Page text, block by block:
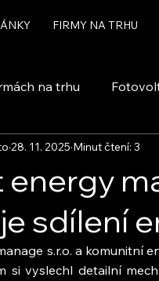
FIRMY NA TRHU
na trhu
Chytrá domácnost a
sdílení
28. 11. 2025 Minut čtení: 3
s.r.o. a komunitní
si vyslechl detailní